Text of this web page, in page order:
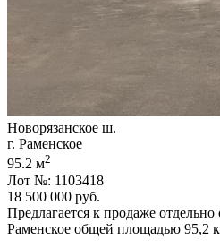
Новорязанское ш.
г. Раменское
95.2 м2
Лот №: 1103418
18 500 000 руб.
Предлагается к продаже отдельно
Раменское общей площадью 95,­2